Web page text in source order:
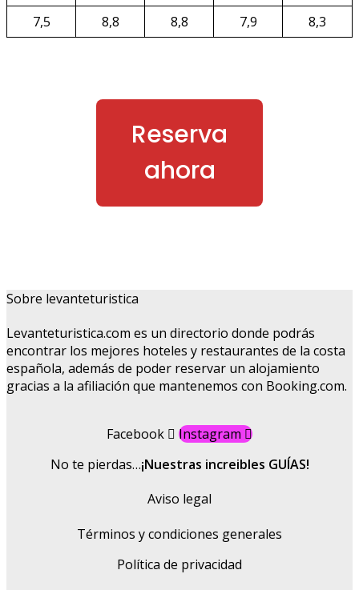
7,5
8,8 8,8 7,9 8,3
Reserva
ahora
Sobre levanteturistica
Levanteturistica.com es un directorio donde podrás
encontrar los mejores hoteles y restaurantes de la costa
española, además de poder reservar un alojamiento
gracias a la afiliación que mantenemos con Booking.com.
Facebook
Instagram
No te pierdas…¡Nuestras increibles GUÍAS!
Aviso legal
Términos y condiciones generales
Política de privacidad